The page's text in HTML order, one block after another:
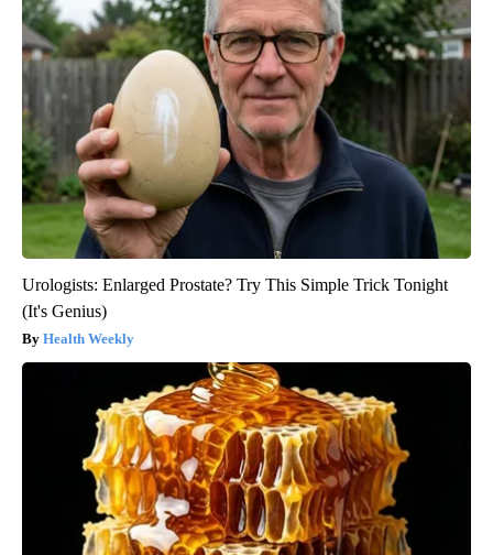
Urologists: Enlarged Prostate? Try This Simple Trick Tonight
(It's Genius)
Health Weekly